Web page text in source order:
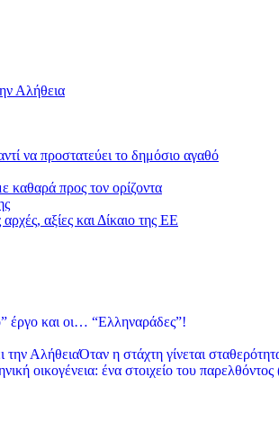
Αλήθεια
να προστατεύει το δημόσιο αγαθό
καθαρά προς τον ορίζοντα
αξίες και Δίκαιο της ΕΕ
έργο και οι… “Ελληναράδες”!
Όταν η στάχτη γίνεται
οικογένεια: ένα στοιχείο του παρελθόντος